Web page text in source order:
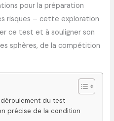
pour la préparation
risques – cette exploration
ce test et à souligner son
sphères, de la compétition
du test
précise de la condition